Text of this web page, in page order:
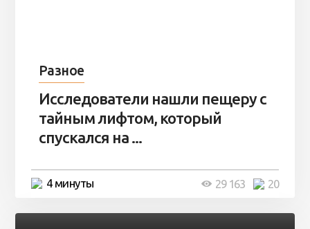
Разное
Исследователи нашли пещеру с
тайным лифтом, который
спускался на ...
4 минуты 20
29 163